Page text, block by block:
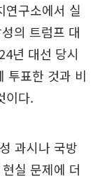
연구소에서 실
의 트럼프 대
년 대선 당시
투표한 것과 비
이다.
과시나 국방
실 문제에 더